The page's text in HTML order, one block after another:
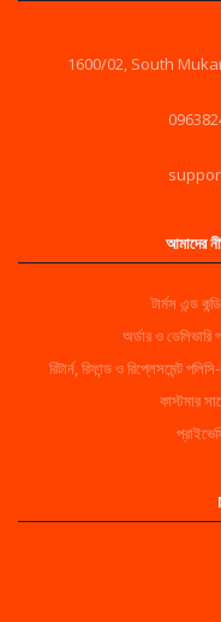
1600/02, South
আমাদের
টার্মস এন্ড
অর্ডার ও
রিটার্ন, রিফান্ড ও
কাস্টমার